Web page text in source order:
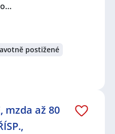
postižené
mzda až 80